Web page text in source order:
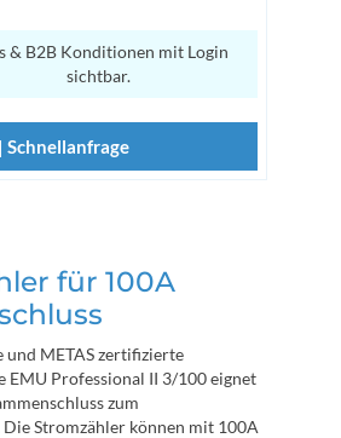
& B2B Konditionen mit Login
sichtbar.
Schnellanfrage
für 100A
und METAS zertifizierte
EMU Professional II 3/100 eignet
zum
Die Stromzähler können mit 100A